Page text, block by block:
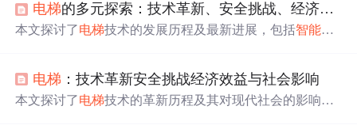
电梯的多元探索：技术革新、安全挑战、经济效益与社会影响
本文探讨了电梯技术的发展历程及最新进展，包括智能调
及对社会发展的推动作用。
电梯 ：技术革新安全挑战经济效益与社会影响
本文探讨了电梯技术的革新历程及其对现代社会的影响。